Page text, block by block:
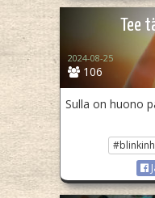
Tee
106
2024-08-25
Sulla on huono